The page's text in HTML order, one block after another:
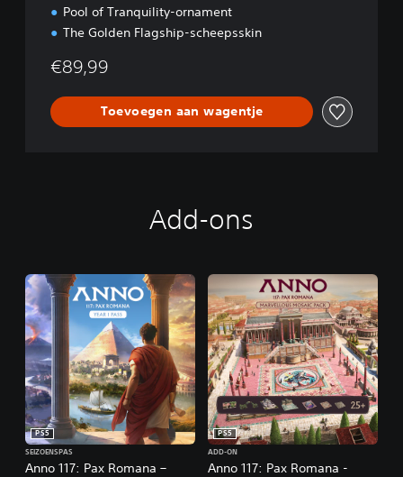
Pool of Tranquility-ornament
The Golden Flagship-scheepsskin
€89,99
Toevoegen aan wagentje
Add-ons
Anno 117: Pax Romana –
PS5
SEIZOENSPAS
Anno 117: Pax Romana -
PS5
ADD-ON